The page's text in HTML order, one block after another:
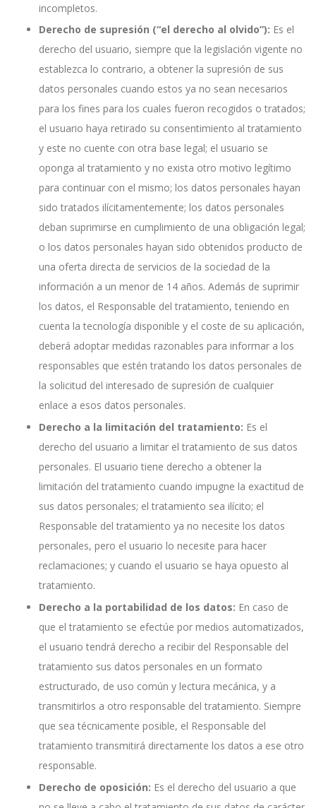
incompletos.
Derecho de supresión (“el derecho al olvido”): Es el
derecho del usuario, siempre que la legislación vigente no
establezca lo contrario, a obtener la supresión de sus
datos personales cuando estos ya no sean necesarios
para los fines para los cuales fueron recogidos o tratados;
el usuario haya retirado su consentimiento al tratamiento
y este no cuente con otra base legal; el usuario se
oponga al tratamiento y no exista otro motivo legítimo
para continuar con el mismo; los datos personales hayan
sido tratados ilícitamentemente; los datos personales
deban suprimirse en cumplimiento de una obligación legal;
o los datos personales hayan sido obtenidos producto de
una oferta directa de servicios de la sociedad de la
información a un menor de 14 años. Además de suprimir
los datos, el Responsable del tratamiento, teniendo en
cuenta la tecnología disponible y el coste de su aplicación,
deberá adoptar medidas razonables para informar a los
responsables que estén tratando los datos personales de
la solicitud del interesado de supresión de cualquier
enlace a esos datos personales.
Derecho a la limitación del tratamiento: Es el
derecho del usuario a limitar el tratamiento de sus datos
personales. El usuario tiene derecho a obtener la
limitación del tratamiento cuando impugne la exactitud de
sus datos personales; el tratamiento sea ilícito; el
Responsable del tratamiento ya no necesite los datos
personales, pero el usuario lo necesite para hacer
reclamaciones; y cuando el usuario se haya opuesto al
tratamiento.
Derecho a la portabilidad de los datos: En caso de
que el tratamiento se efectúe por medios automatizados,
el usuario tendrá derecho a recibir del Responsable del
tratamiento sus datos personales en un formato
estructurado, de uso común y lectura mecánica, y a
transmitirlos a otro responsable del tratamiento. Siempre
que sea técnicamente posible, el Responsable del
tratamiento transmitirá directamente los datos a ese otro
responsable.
Derecho de oposición: Es el derecho del usuario a que